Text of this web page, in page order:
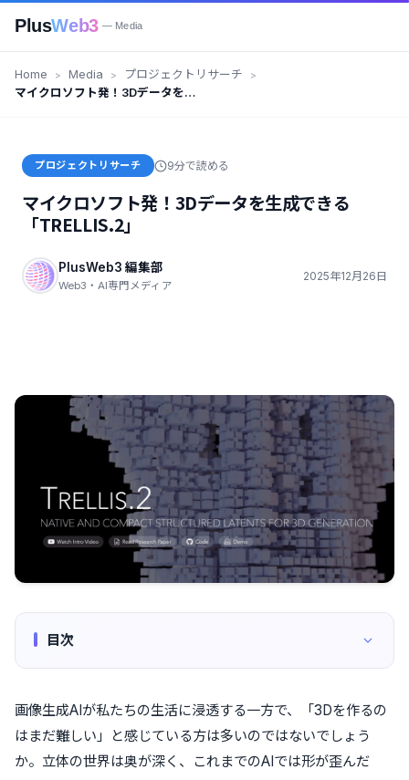
PlusWeb3 — Media
Home Media
プロジェクトリサーチ
マイクロソフト発！3Dデータを生
プロジェクトリサーチ 9分で読める
マイクロソフト発！3Dデータを生成できる
「TRELLIS.2」
PlusWeb3 編集部
Web3・AI専門メディア
2025年12月26日
目次
画像生成AIが私たちの生活に浸透する一方で、「3Dを作るの
はまだ難しい」と感じている方は多いのではないでしょう
か。立体の世界は奥が深く、これまでのAIでは形が歪んだ